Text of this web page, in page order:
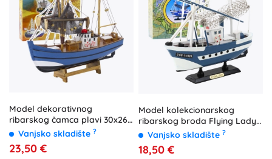
Model dekorativnog
ribarskog čamca plavi 30x26
cmVanjsko skladište ?
23,50 €
Model kolekcionarskog
ribarskog broda Flying Lady
plava 24x23 cm
Vanjsko skladište ?
18,50 €